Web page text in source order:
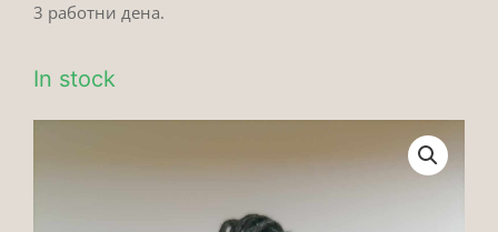
3 работни дена.
In stock